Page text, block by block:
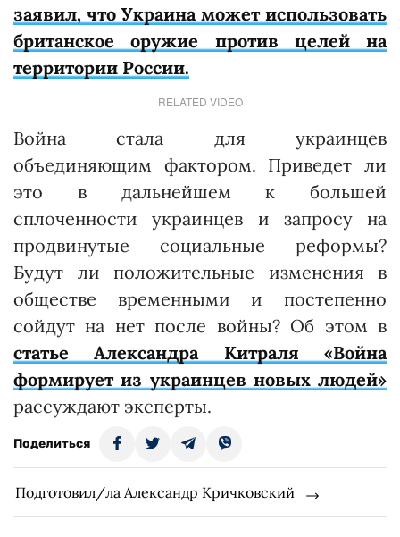
заявил, что Украина может использовать
британское оружие против целей на
территории России.
RELATED VIDEO
Война стала для украинцев
объединяющим фактором. Приведет ли
это в дальнейшем к большей
сплоченности украинцев и запросу на
продвинутые социальные реформы?
Будут ли положительные изменения в
обществе временными и постепенно
сойдут на нет после войны? Об этом в
статье Александра Китраля «Война
формирует из украинцев новых людей»
рассуждают эксперты.
Поделиться
Подготовил/ла Александр Кричковский